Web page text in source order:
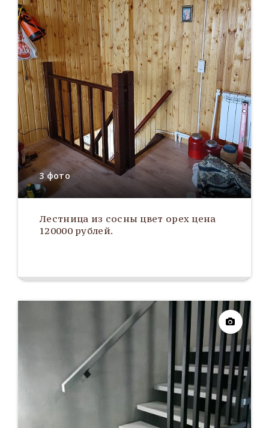
3 фото
Лестница из сосны цвет орех цена
120000 рублей.